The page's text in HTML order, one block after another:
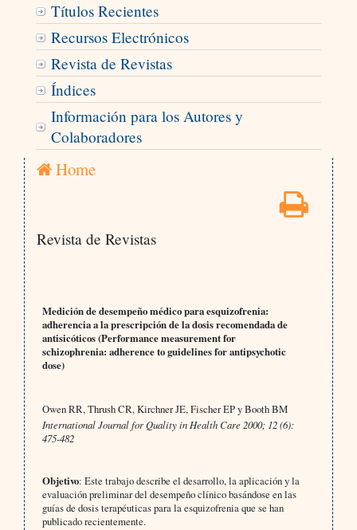
Títulos Recientes
Recursos Electrónicos
Revista de Revistas
Índices
Información para los Autores y
Colaboradores
Home
Revista de Revistas
Medición de desempeño médico para esquizofrenia:
adherencia a la prescripción de la dosis recomendada de
antisicóticos (Performance measurement for
schizophrenia: adherence to guidelines for antipsychotic
dose)
Owen RR, Thrush CR, Kirchner JE, Fischer EP y Booth BM
International Journal for Quality in Health Care 2000; 12 (6):
475-482
Objetivo: Este trabajo describe el desarrollo, la aplicación y la
evaluación preliminar del desempeño clínico basándose en las
guías de dosis terapéuticas para la esquizofrenia que se han
publicado recientemente.